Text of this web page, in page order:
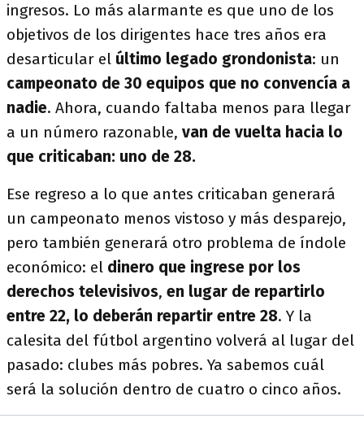
ingresos. Lo más alarmante es que uno de los
objetivos de los dirigentes hace tres años era
desarticular el último legado grondonista: un
campeonato de 30 equipos que no convencía a
nadie. Ahora, cuando faltaba menos para llegar
a un número razonable, van de vuelta hacia lo
que criticaban: uno de 28.
Ese regreso a lo que antes criticaban generará
un campeonato menos vistoso y más desparejo,
pero también generará otro problema de índole
económico: el dinero que ingrese por los
derechos televisivos, en lugar de repartirlo
entre 22, lo deberán repartir entre 28. Y la
calesita del fútbol argentino volverá al lugar del
pasado: clubes más pobres. Ya sabemos cuál
será la solución dentro de cuatro o cinco años.